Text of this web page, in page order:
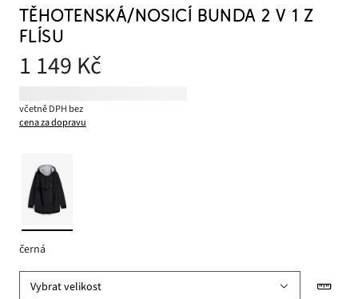
TĚHOTENSKÁ/NOSICÍ BUNDA 2 V 1 Z
FLÍSU
1 149 Kč
včetně DPH bez
cena za dopravu
černá
Vybrat velikost